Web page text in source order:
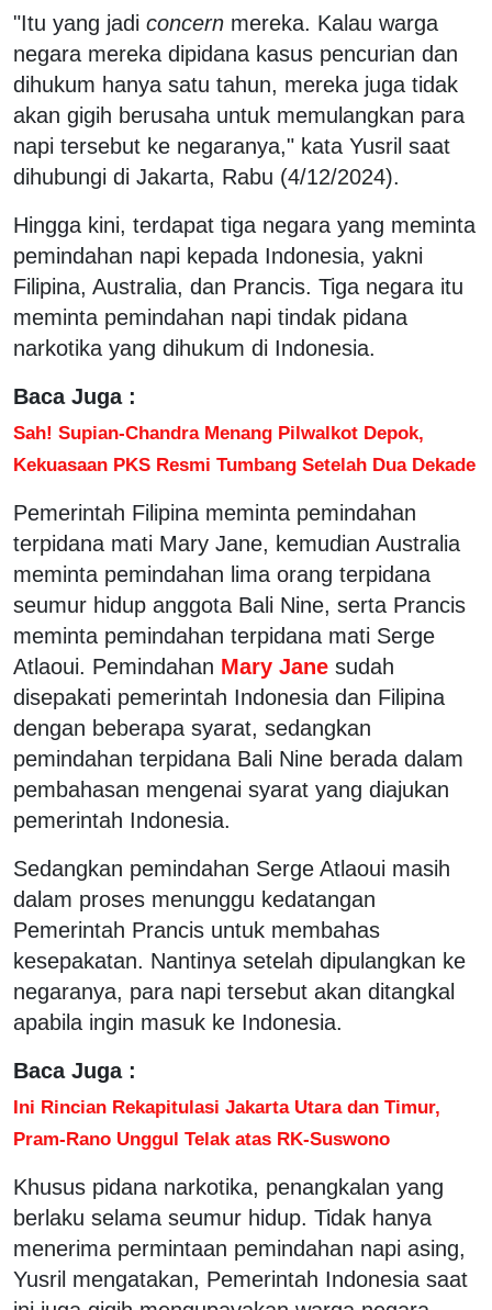
"Itu yang jadi concern mereka. Kalau warga
negara mereka dipidana kasus pencurian dan
dihukum hanya satu tahun, mereka juga tidak
akan gigih berusaha untuk memulangkan para
napi tersebut ke negaranya," kata Yusril saat
dihubungi di Jakarta, Rabu (4/12/2024).
Hingga kini, terdapat tiga negara yang meminta
pemindahan napi kepada Indonesia, yakni
Filipina, Australia, dan Prancis. Tiga negara itu
meminta pemindahan napi tindak pidana
narkotika yang dihukum di Indonesia.
Baca Juga :
Sah! Supian-Chandra Menang Pilwalkot Depok,
Kekuasaan PKS Resmi Tumbang Setelah Dua Dekade
Pemerintah Filipina meminta pemindahan
terpidana mati Mary Jane, kemudian Australia
meminta pemindahan lima orang terpidana
seumur hidup anggota Bali Nine, serta Prancis
meminta pemindahan terpidana mati Serge
Atlaoui. Pemindahan Mary Jane sudah
disepakati pemerintah Indonesia dan Filipina
dengan beberapa syarat, sedangkan
pemindahan terpidana Bali Nine berada dalam
pembahasan mengenai syarat yang diajukan
pemerintah Indonesia.
Sedangkan pemindahan Serge Atlaoui masih
dalam proses menunggu kedatangan
Pemerintah Prancis untuk membahas
kesepakatan. Nantinya setelah dipulangkan ke
negaranya, para napi tersebut akan ditangkal
apabila ingin masuk ke Indonesia.
Baca Juga :
Ini Rincian Rekapitulasi Jakarta Utara dan Timur,
Pram-Rano Unggul Telak atas RK-Suswono
Khusus pidana narkotika, penangkalan yang
berlaku selama seumur hidup. Tidak hanya
menerima permintaan pemindahan napi asing,
Yusril mengatakan, Pemerintah Indonesia saat